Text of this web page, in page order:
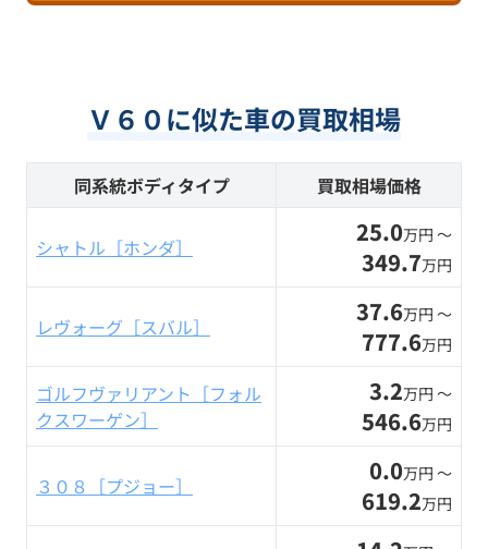
Ｖ６０に似た車の買取相場
同系統ボディタイプ 買取相場価格
シャトル［ホンダ］ 25.0万円 〜
349.7万円
レヴォーグ［スバル］ 37.6万円 〜
777.6万円
ゴルフヴァリアント［フォル
クスワーゲン］
3.2万円 〜
546.6万円
３０８［プジョー］ 0.0万円 〜
619.2万円